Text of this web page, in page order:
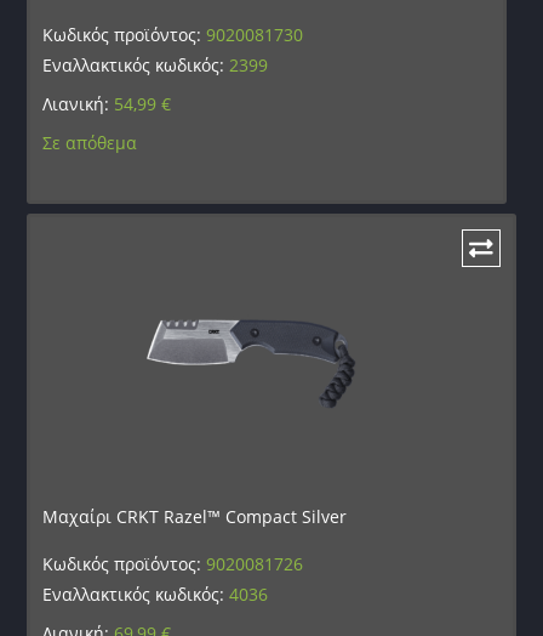
Κωδικός προϊόντος:9020081730
Εναλλακτικός κωδικός: 2399
Λιανική: 54,99€
Σε απόθεμα
Μαχαίρι CRKT Razel™ Compact Silver
Κωδικός προϊόντος:9020081726
Εναλλακτικός κωδικός:4036